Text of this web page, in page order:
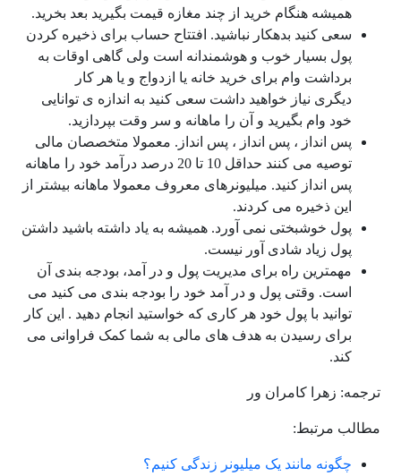
همیشه هنگام خرید از چند مغازه قیمت بگیرید بعد بخرید.
سعی کنید بدهکار نباشید. افتتاح حساب برای ذخیره کردن
پول بسیار خوب و هوشمندانه است ولی گاهی اوقات به
برداشت وام برای خرید خانه یا ازدواج و یا هر کار
دیگری نیاز خواهید داشت سعی کنید به اندازه ی توانایی
خود وام بگیرید و آن را ماهانه و سر وقت بپردازید.
پس انداز ، پس انداز ، پس انداز. معمولا متخصصان مالی
توصیه می کنند حداقل 10 تا 20 درصد درآمد خود را ماهانه
پس انداز کنید. میلیونرهای معروف معمولا ماهانه بیشتر از
این ذخیره می کردند.
پول خوشبختی نمی آورد. همیشه به یاد داشته باشید داشتن
پول زیاد شادی آور نیست.
مهمترین راه برای مدیریت پول و در آمد، بودجه بندی آن
است. وقتی پول و در آمد خود را بودجه بندی می کنید می
توانید با پول خود هر کاری که خواستید انجام دهید . این کار
برای رسیدن به هدف های مالی به شما کمک فراوانی می
کند.
ترجمه: زهرا کامران ور
مطالب مرتبط:
چگونه مانند یک میلیونر زندگی کنیم؟